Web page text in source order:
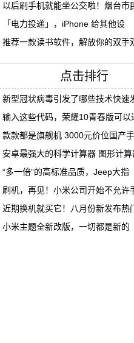
以后刷手机就能坐公交啦！烟台市
「电力投递」，iPhone 给其他设
推荐一款读书软件，解放你的双手
点击排行
新型冠状病毒引发了哪些技术快速
输入这些代码，荣耀10青春版可以
款款都是旗舰机 3000元价位国产手
安卓最强大的科学计算器 图形计算
“多一倍”的高标准品质，Jeep大指
刷机，再见！小米公司开始不允许
近期换机就买它！八月份新发布热
小米主题全新改版，一切都是新的